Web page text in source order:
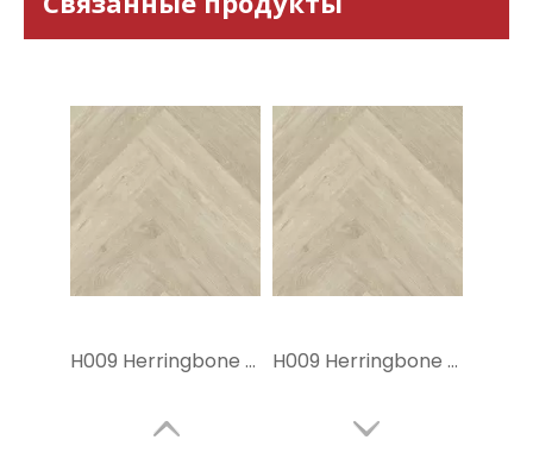
H009 Herringbone Spc Flooring H009 Herringbone Spc Flooring